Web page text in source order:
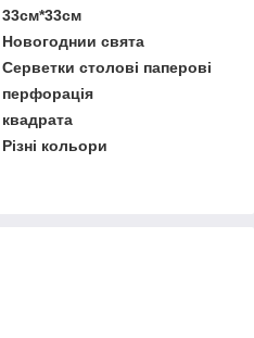
33см*33см
Новогоднии свята
Серветки столові паперові
перфорація
квадрата
Різні кольори